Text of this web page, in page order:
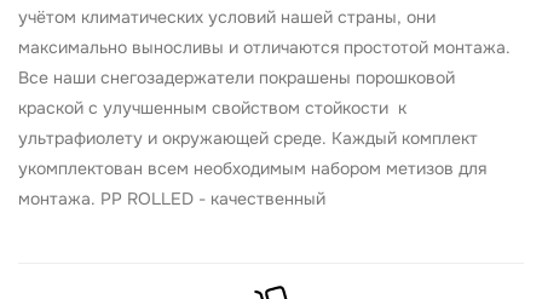
учётом климатических условий нашей страны, они
максимально выносливы и отличаются простотой монтажа.
Все наши снегозадержатели покрашены порошковой
краской с улучшенным свойством стойкости к
ультрафиолету и окружающей среде. Каждый комплект
укомплектован всем необходимым набором метизов для
монтажа. PP ROLLED - качественный